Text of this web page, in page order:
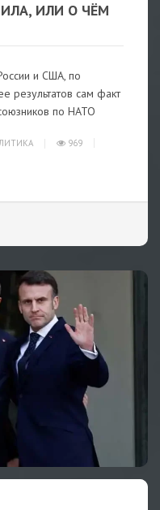
ИЛИ О ЧЁМ
и США, по
результатов сам факт
по НАТО
969